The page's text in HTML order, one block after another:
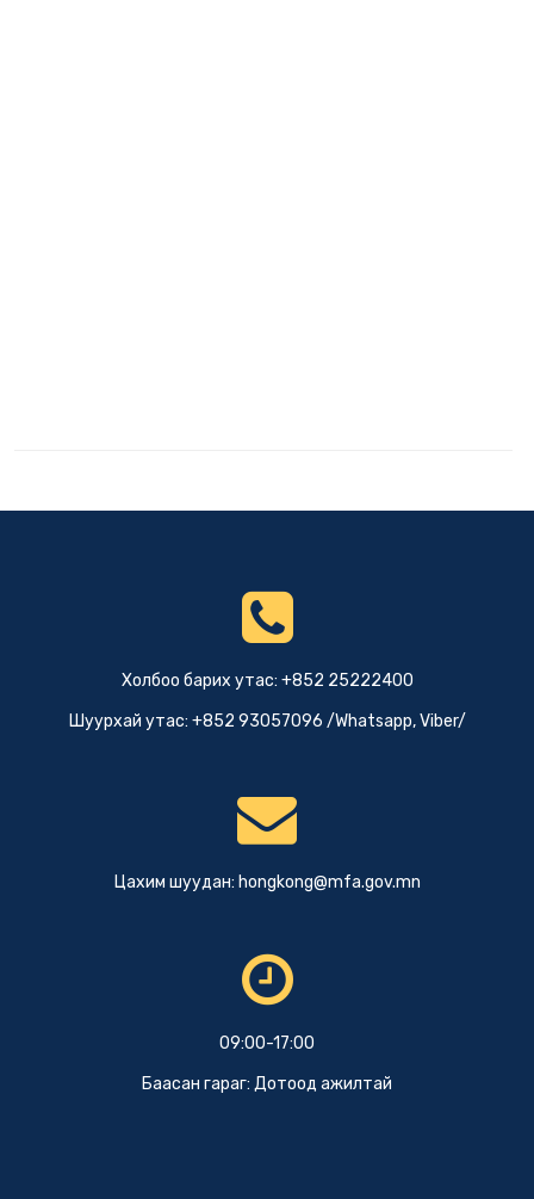
Холбоо барих утас: +852 25222400
Шуурхай утас: +852 93057096 /Whatsapp, Viber/
Цахим шуудан: hongkong@mfa.gov.mn
09:00-17:00
Баасан гараг: Дотоод ажилтай